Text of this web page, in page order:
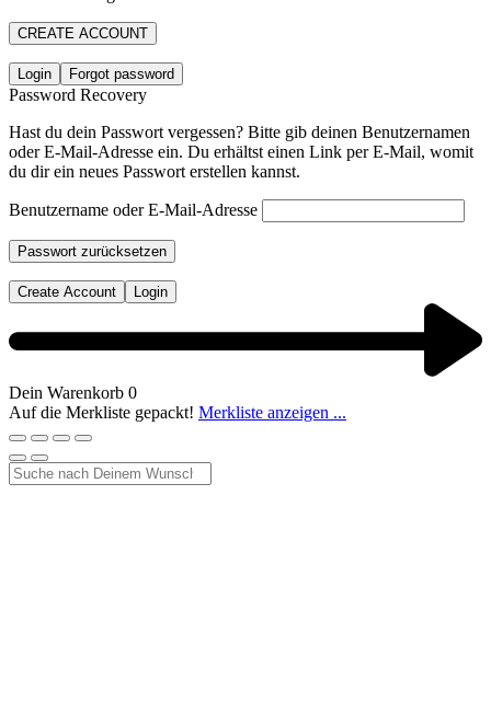
CREATE ACCOUNT
Login Forgot password
Password Recovery
Hast du dein Passwort vergessen? Bitte gib deinen Benutzernamen
oder E-Mail-Adresse ein. Du erhältst einen Link per E-Mail, womit
du dir ein neues Passwort erstellen kannst.
Benutzername oder E-Mail-Adresse
Passwort zurücksetzen
Create Account Login
Dein Warenkorb 0
Auf die Merkliste gepackt! Merkliste anzeigen ...